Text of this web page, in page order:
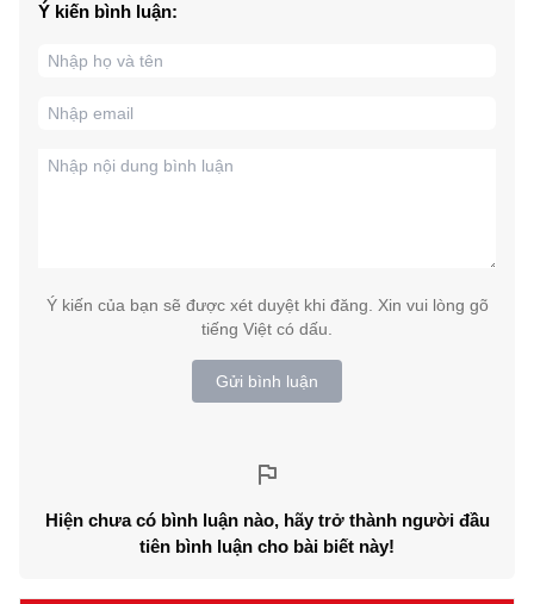
Ý kiến bình luận:
Ý kiến của bạn sẽ được xét duyệt khi đăng. Xin vui lòng gõ
tiếng Việt có dấu.
Gửi bình luận
Hiện chưa có bình luận nào, hãy trở thành người đầu
tiên bình luận cho bài biết này!